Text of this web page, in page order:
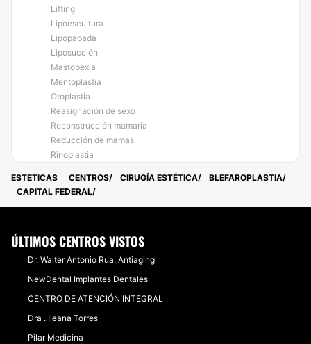
Lifting
Lipoescultura
Lipopapada
Liposucción
Mastopexia
Mentoplastia
Otoplastia
Reasignación de sexo
Reconstrucción mamaria
Reducción de mamas
Rinoplastia
ESTETICAS CENTROS CIRUGÍA ESTÉTICA
BLEFAROPLASTIA
CAPITAL FEDERAL
ÚLTIMOS CENTROS VISTOS
Dr. Walter Antonio Rua. Antiaging
NewDental Implantes Dentales
CENTRO DE ATENCIÓN INTEGRAL
Dra . Ileana Torres
Pilar Medicina